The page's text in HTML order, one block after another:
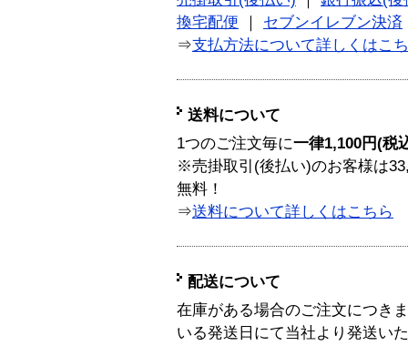
換宅配便
セブンイレブン決済
⇒支払方法について詳しくはこ
送料について
1つのご注文毎に一律1,100円(税
※売掛取引(後払い)のお客様は
無料！
⇒送料について詳しくはこちら
配送について
在庫がある場合のご注文につき
いる発送日にて当社より発送い